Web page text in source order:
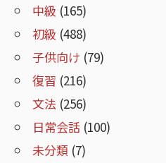
中級 (165)
初級 (488)
子供向け (79)
復習 (216)
文法 (256)
日常会話 (100)
未分類 (7)